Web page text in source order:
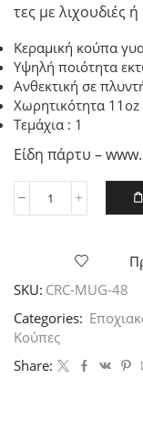
τες με λιχουδιές
Κεραμική κούπα
Υψηλή ποιότητα
Ανθεκτική σε
Χωρητικότητα 11oz
Τεμάχια : 1
Είδη πάρτυ –
Κεραμική
σχέδια
1
τεμ.
ποσότητα
SKU: CRC-MUG-48
Categories:
Κούπες
Share: